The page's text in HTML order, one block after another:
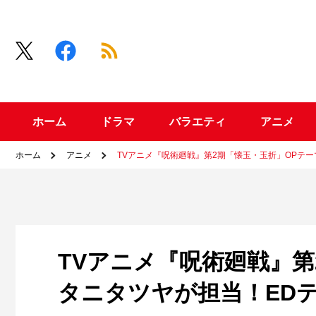
ホーム ドラマ バラエティ アニメ
ホーム アニメ TVアニメ『呪術廻戦』第2期「懐玉・玉折」OPテ
TVアニメ『呪術廻戦』
タニタツヤが担当！ED